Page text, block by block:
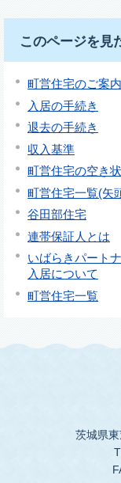
このページを見
町営住宅のご案内
入居の手続き
退去の手続き
収入基準
町営住宅の空き
町営住宅一覧(矢
谷田部住宅
連帯保証人とは
いばらきパート
入居について
町営住宅一覧
茨城県